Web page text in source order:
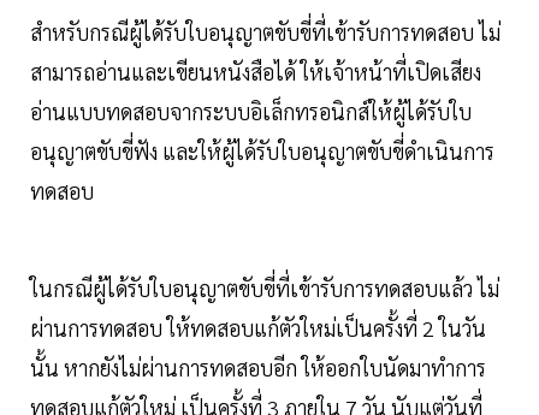
สำหรับกรณีผู้ได้รับใบอนุญาตขับขี่ที่เข้ารับการทดสอบ ไม่
สามารถอ่านและเขียนหนังสือได้ ให้เจ้าหน้าที่เปิดเสียง
อ่านแบบทดสอบจากระบบอิเล็กทรอนิกส์ให้ผู้ได้รับใบ
อนุญาตขับขี่ฟัง และให้ผู้ได้รับใบอนุญาตขับขี่ดําเนินการ
ทดสอบ
ในกรณีผู้ได้รับใบอนุญาตขับขี่ที่เข้ารับการทดสอบแล้ว ไม่
ผ่านการทดสอบ ให้ทดสอบแก้ตัวใหม่เป็นครั้งที่ 2 ในวัน
นั้น หากยังไม่ผ่านการทดสอบอีก ให้ออกใบนัดมาทําการ
ทดสอบแก้ตัวใหม่ เป็นครั้งที่ 3 ภายใน 7 วัน นับแต่วันที่